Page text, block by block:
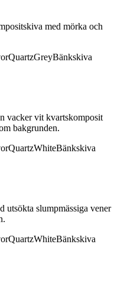
med mörka och
QuartzGreyBänkskiva
vacker vit kvartskomposit
bakgrunden.
QuartzWhiteBänkskiva
utsökta slumpmässiga vener
QuartzWhiteBänkskiva